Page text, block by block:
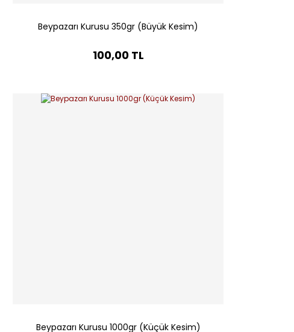
Beypazarı Kurusu 350gr (Büyük Kesim)
100,00 TL
Beypazarı Kurusu 1000gr (Küçük Kesim)